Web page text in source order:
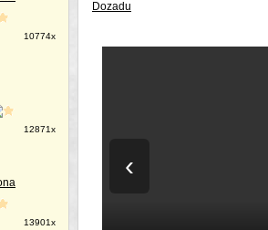
10774x
12871x
13901x
‹